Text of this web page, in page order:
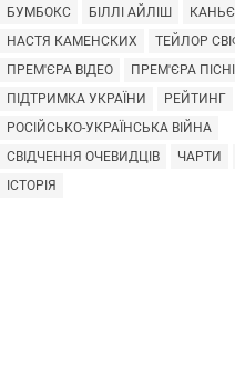
БУМБОКС
БІЛЛІ АЙЛІШ
НАСТЯ КАМЕНСКИХ
ТЕЙЛОР
ПРЕМ'ЄРА ВІДЕО
ПРЕМ'ЄРА ПІСНІ
ПІДТРИМКА УКРАЇНИ
РЕЙТИНГ
РОСІЙСЬКО-УКРАЇНСЬКА ВІЙНА
СВІДЧЕННЯ ОЧЕВИДЦІВ
ЧАРТИ
ІСТОРІЯ